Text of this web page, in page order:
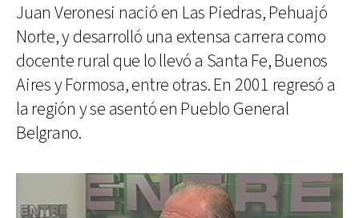
Juan Veronesi nació en Las Piedras, Pehuajó
Norte, y desarrolló una extensa carrera como
docente rural que lo llevó a Santa Fe, Buenos
Aires y Formosa, entre otras. En 2001 regresó a
la región y se asentó en Pueblo General
Belgrano.